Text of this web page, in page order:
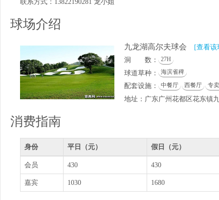
联系方式：13822190281 龙小姐
球场介绍
九龙湖高尔夫球会
[查看该
洞 数：
27H
球道草种： 海滨雀稗
配套设施： 中餐厅 西餐厅 专
地址：广东广州花都区花东镇
消费指南
身份 平日（元） 假日（元）
会员 430 430
嘉宾 1030 1680